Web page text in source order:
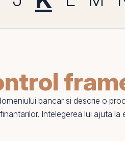
bancar si descrie o
Intelegerea lui ajuta